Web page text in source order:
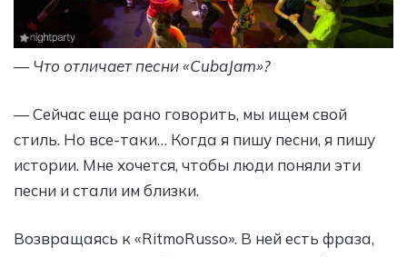
— Что отличает песни «СubaJam»?
— Сейчас еще рано говорить, мы ищем свой
стиль. Но все-таки… Когда я пишу песни, я пишу
истории. Мне хочется, чтобы люди поняли эти
песни и стали им близки.
Возвращаясь к «RitmoRusso». В ней есть фраза,